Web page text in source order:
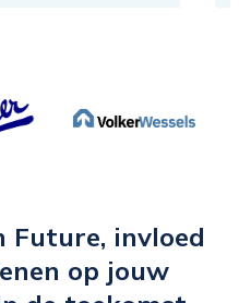
naar
& Privacy
afgestemd.
geschud
Future, invloed
op jouw